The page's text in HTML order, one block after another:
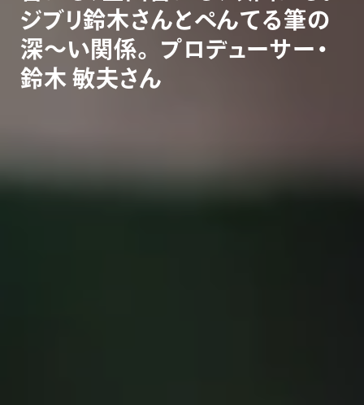
ジブリ鈴木さんとぺんてる筆の
深〜い 関係。 プロデューサー ・
鈴木 敏夫さん